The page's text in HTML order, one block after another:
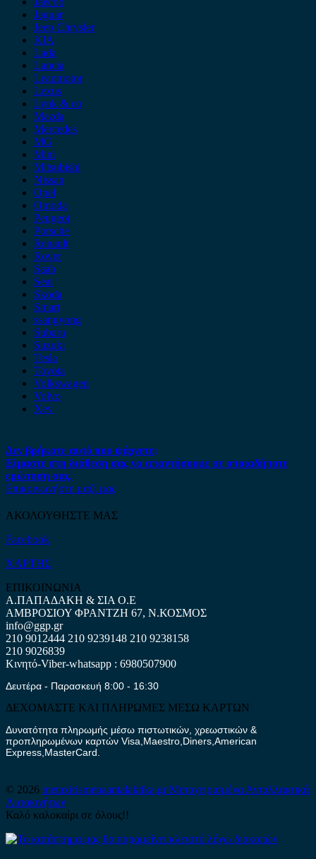
Jaguar
Jeep Chrysler
KIA
Lada
Lancia
Leapmotor
Lexus
Lynk & co
Mazda
Mercedes
MG
Mini
Mitsubishi
Nissan
Opel
Omoda
Peugeot
Porsche
Renault
Rover
Saab
Seat
Skoda
Smart
ssangyong
Subaru
Suzuki
Tesla
Toyota
Volkswagen
Volvo
Xev
Δεν βρήκατε αυτό που ψάχνετε;
Είμαστε στη διάθεση σας να απαντήσουμε σε οποιαδήποτε
ερώτηση σας.
Επικοινωνήστε μαζί μας
ΑΚΟΛΟΥΘΗΣΤΕ ΜΑΣ
Facebook
ΧΑΡΤΗΣ
ΕΠΙΚΟΙΝΩΝΙΑ
Α.ΠΑΠΑΔΑΚΗ & ΣΙΑ Ο.Ε
ΑΜΒΡΟΣΙΟΥ ΦΡΑΝΤΖΗ 67, Ν.ΚΟΣΜΟΣ
info@ggp.gr
210 9012444 210 9239148 210 9238158
210 9026839
Κινητό-Viber-whatsapp : 6980507900
Δευτέρα - Παρασκευή 8:00 - 16:30
ΔΕΧΟΜΑΣΤΕ ΚΑΙ ΠΛΗΡΩΜΕΣ ΜΕΣΩ ΚΑΡΤΩΝ
Δυνατότητα πληρωμής μέσω πιστωτικών, χρεωστικών &
προπληρωμένων καρτών Visa,Maestro,Diners,American
Express,MasterCard.
© 2026 metaxirismenaantalaktika.grΜεταχειρισμένα Ανταλλακτικά
Αυτοκινήτων
Καλό καλοκαίρι σε όλους!!